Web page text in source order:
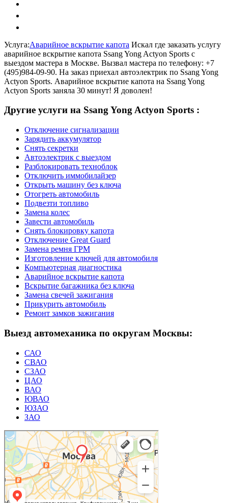
Услуга:Аварийное вскрытие капота Искал где заказать услугу
аварийное вскрытие капота Ssang Yong Actyon Sports с
выездом мастера в Москве. Вызвал мастера по телефону: +7
(495)984-09-90. На заказ приехал автоэлектрик по Ssang Yong
Actyon Sports. Аварийное вскрытие капота на Ssang Yong
Actyon Sports заняла 30 минут! Я доволен!
Другие услуги на Ssang Yong Actyon Sports :
Отключение сигнализации
Зарядить аккумулятор
Снять секретки
Автоэлектрик с выездом
Разблокировать техноблок
Отключить иммобилайзер
Открыть машину без ключа
Отогреть автомобиль
Подвезти топливо
Замена колес
Завести автомобиль
Снять блокировку капота
Отключение Great Guard
Замена ремня ГРМ
Изготовление ключей для автомобиля
Компьютерная диагностика
Аварийное вскрытие капота
Вскрытие багажника без ключа
Замена свечей зажигания
Прикурить автомобиль
Ремонт замков зажигания
Выезд автомеханика по округам Москвы:
САО
СВАО
СЗАО
ЦАО
ВАО
ЮВАО
ЮЗАО
ЗАО